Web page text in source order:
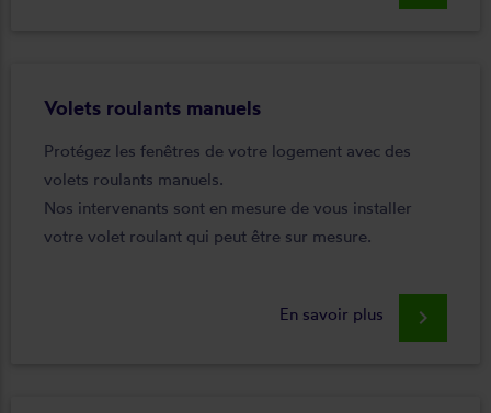
Volets roulants manuels
Protégez les fenêtres de votre logement avec des
volets roulants manuels.
Nos intervenants sont en mesure de vous installer
votre volet roulant qui peut être sur mesure.
En savoir plus keyboard_arrow_right